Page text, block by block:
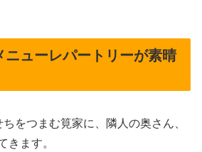
ニューレパートリーが素晴
をつまむ筧家に、隣人の奥さん、
きます。